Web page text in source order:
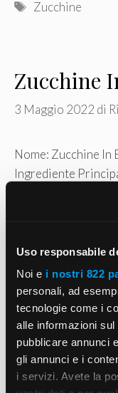
Uso responsabile
Noi e i nostri 822
personali, ad
tecnologie come i
alle informazioni
pubblicare annunci
gli annunci e i
i servizi. Avete la
Tag
Zucchine
Zucchine
3 Maggio 2022 di
Nome: Zucchine In
Ingrediente
Ingredienti: Sale ,
Categorie
Contorno
Tag
Zucchine
Zucchine
3 Maggio 2022di